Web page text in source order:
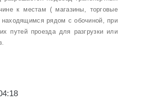
к местам ( магазины, торговые
рядом с обочиной, при
путей проезда для разгрузки или